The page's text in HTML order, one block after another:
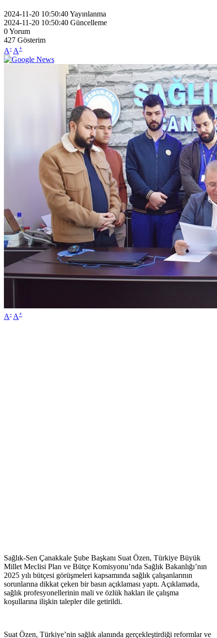
2024-11-20 10:50:40Yayınlanma
2024-11-20 10:50:40 Güncelleme
0Yorum
427 Gösterim
A- A+
A- A+
Sağlık-Sen Çanakkale Şube Başkanı Suat Özen, Türkiye Büyük
Millet Meclisi Plan ve Bütçe Komisyonu’nda Sağlık Bakanlığı’nın
2025 yılı bütçesi görüşmeleri kapsamında sağlık çalışanlarının
sorunlarına dikkat çeken bir basın açıklaması yaptı. Açıklamada,
sağlık profesyonellerinin mali ve özlük hakları ile çalışma
koşullarına ilişkin talepler dile getirildi.
Suat Özen, Türkiye’nin sağlık alanında gerçekleştirdiği reformlar ve